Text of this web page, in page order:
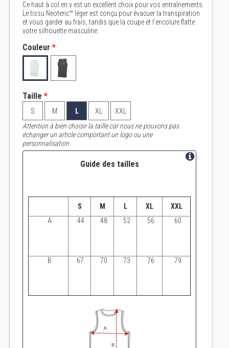
Ce haut à col en v est un excellent choix pour vos entraînements.
Le tissu Neoteric™ léger est conçu pour évacuer la transpiration
et vous garder au frais, tandis que la coupe et l’encolure flatte
votre silhouette masculine.
Couleur *
Taille *
S M L XL
XXL
Attention à bien choisir la taille car nous ne pouvons pas
échanger un article comportant un logo ou une
personnalisation
Guide des tailles
S M L XL
XXL
A
44 48 52 56 60
B 67 70 73 76 79